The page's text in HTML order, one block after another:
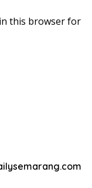
this browser for